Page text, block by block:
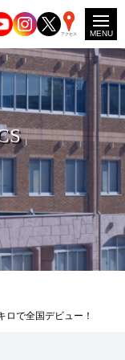
アクセス MENU
ロで全国デビュー！